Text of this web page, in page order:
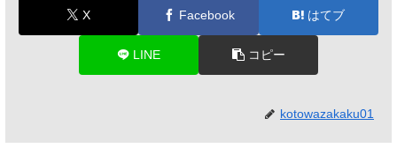
X Facebook はてブ
LINE コピー
kotowazakaku01